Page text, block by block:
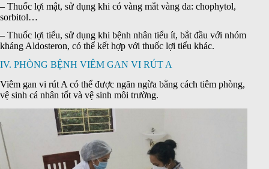
– Thuốc lợi mật, sử dụng khi có vàng mắt vàng da: chophytol,
sorbitol…
– Thuốc lợi tiểu, sử dụng khi bệnh nhân tiểu ít, bắt đầu với nhóm
kháng Aldosteron, có thể kết hợp với thuốc lợi tiểu khác.
IV. PHÒNG BỆNH VIÊM GAN VI RÚT A
Viêm gan vi rút A có thể được ngăn ngừa bằng cách tiêm phòng,
vệ sinh cá nhân tốt và vệ sinh môi trường.